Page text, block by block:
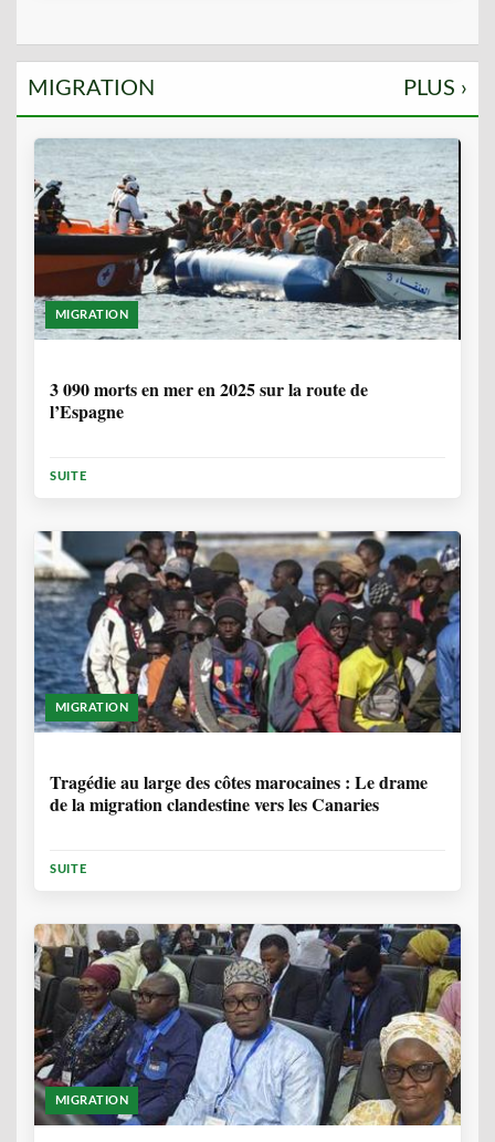
MIGRATION PLUS ›
MIGRATION
3 090 morts en mer en 2025 sur la route de
l’Espagne
SUITE
MIGRATION
Tragédie au large des côtes marocaines : Le drame
de la migration clandestine vers les Canaries
SUITE
MIGRATION